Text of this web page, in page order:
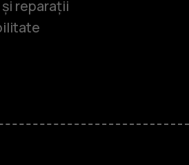
reparații